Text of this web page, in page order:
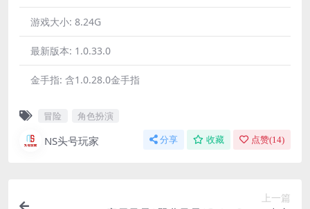
游戏大小: 8.24G
最新版本: 1.0.33.0
金手指: 含1.0.28.0金手指
冒险 角色扮演
NS头号玩家 分享 收藏 点赞(14)
上一篇